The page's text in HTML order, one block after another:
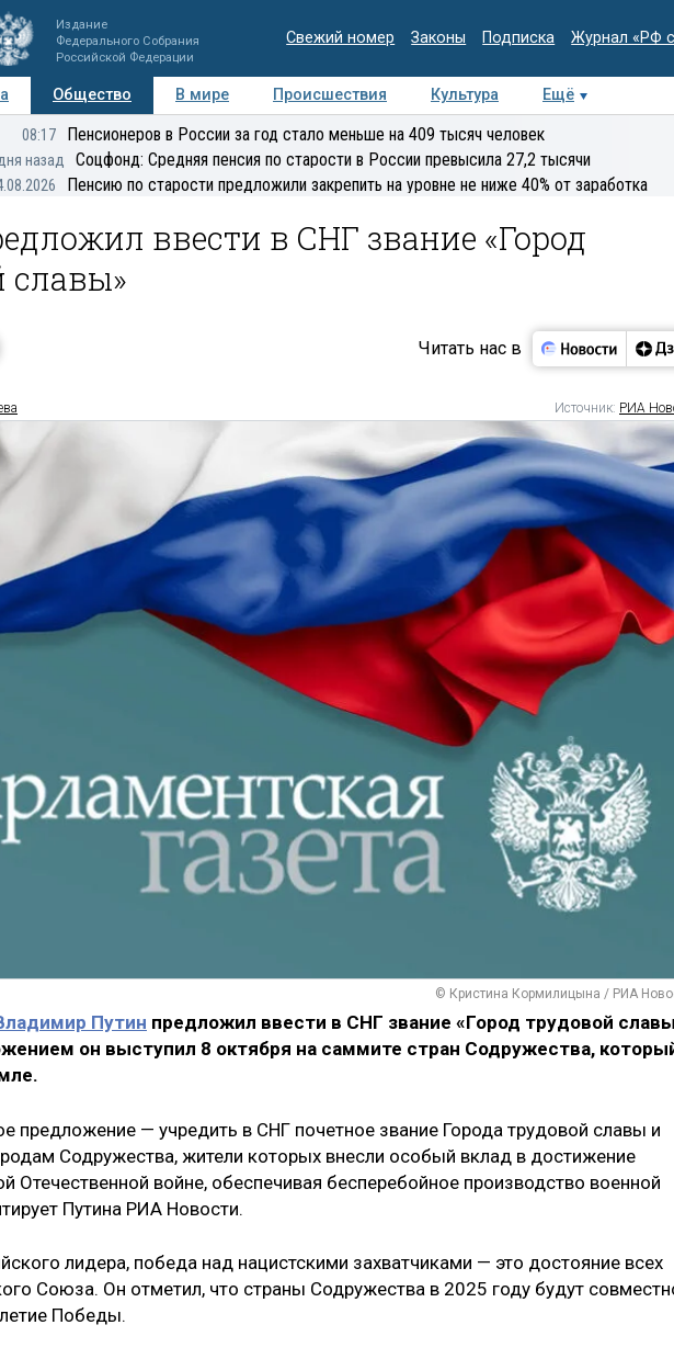
Издание
Федерального Собрания
Российской Федерации
Свежий номер Законы Подписка Журнал «РФ
Общество В мире Происшествия Культура Ещё
Мнения Регионы Медиацентр Интервью Колумнисты
08:17 Пенсионеров в России за год стало меньше на 409 тысяч человек
назад Соцфонд: Средняя пенсия по старости в России превысила 27,2 тысячи
Пенсию по старости предложили закрепить на уровне не ниже 40% от заработка
ввести в СНГ звание «Город
славы»
Читать нас в
Источник: РИА
© Кристина Кормилицына / РИА
Путин предложил ввести в СНГ звание «Город трудовой
он выступил 8 октября на саммите стран Содружества,
предложение — учредить в СНГ почетное звание Города трудовой славы и
Содружества, жители которых внесли особый вклад в достижение
Отечественной войне, обеспечивая бесперебойное производство военной
Путина РИА Новости.
лидера, победа над нацистскими захватчиками — это достояние всех
Союза. Он отметил, что страны Содружества в 2025 году будут
Победы.